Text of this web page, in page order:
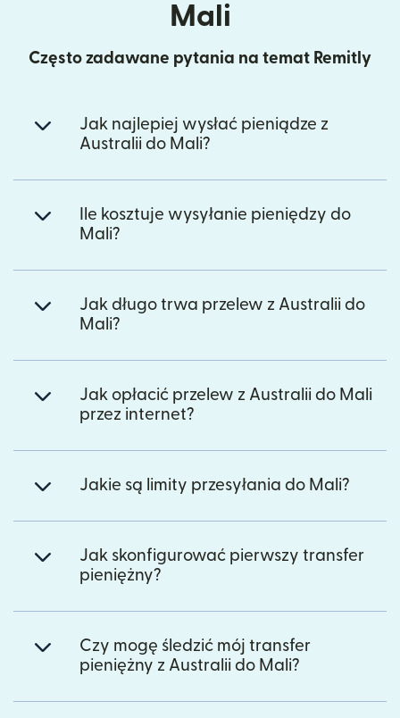
Mali
Często zadawane pytania na temat Remitly
Jak najlepiej wysłać pieniądze z
Australii do Mali?
Ile kosztuje wysyłanie pieniędzy do
Mali?
Jak długo trwa przelew z Australii do
Mali?
Jak opłacić przelew z Australii do Mali
przez internet?
Jakie są limity przesyłania do Mali?
Jak skonfigurować pierwszy transfer
pieniężny?
Czy mogę śledzić mój transfer
pieniężny z Australii do Mali?